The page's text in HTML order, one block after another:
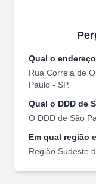
Qual o
Rua Correia de
Paulo - SP.
Qual o DDD de
O DDD de São
Em qual região
Região Sudeste